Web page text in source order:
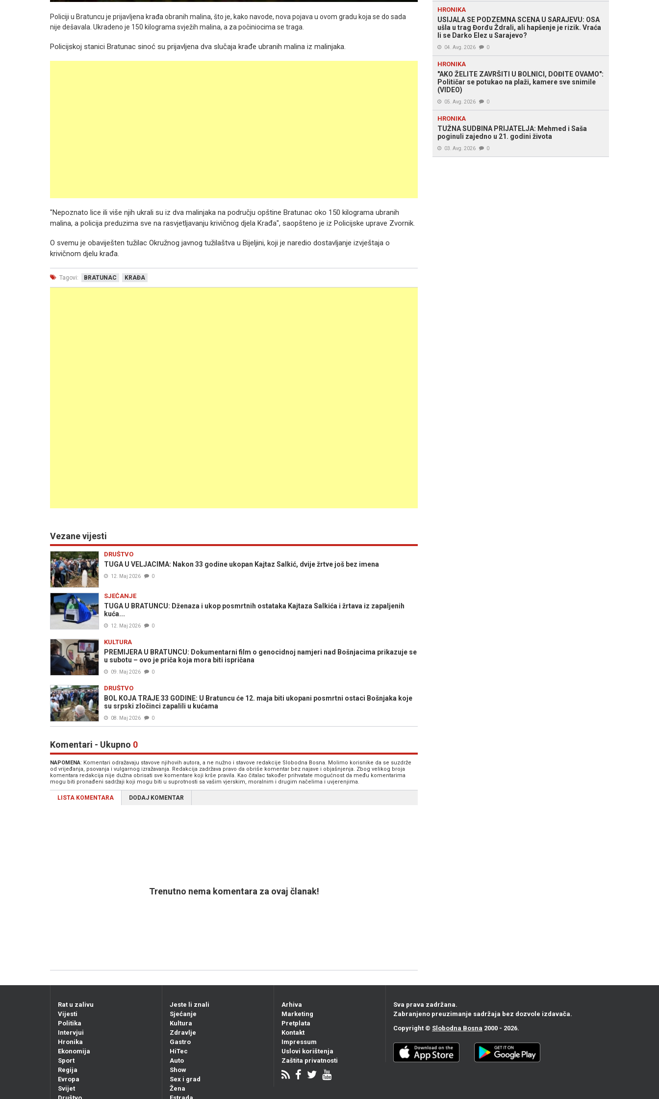
Policiji u Bratuncu je prijavljena krađa obranih malina, što je, kako navode, nova pojava u ovom gradu koja se do sada
nije dešavala. Ukradeno je 150 kilograma svježih malina, a za počiniocima se traga.
Policijskoj stanici Bratunac sinoć su prijavljena dva slučaja krađe ubranih malina iz malinjaka.
"Nepoznato lice ili više njih ukrali su iz dva malinjaka na području opštine Bratunac oko 150 kilograma ubranih
malina, a policija preduzima sve na rasvjetljavanju krivičnog djela Krađa", saopšteno je iz Policijske uprave Zvornik.
O svemu je obaviješten tužilac Okružnog javnog tužilaštva u Bijeljini, koji je naredio dostavljanje izvještaja o
krivičnom djelu krađa.
Tagovi: BRATUNAC KRAĐA
Vezane vijesti
DRUŠTVO
TUGA U VELJACIMA: Nakon 33 godine ukopan Kajtaz Salkić, dvije žrtve još bez imena
12. Maj 2026 0
SJEĆANJE
TUGA U BRATUNCU: Dženaza i ukop posmrtnih ostataka Kajtaza Salkića i žrtava iz zapaljenih
kuća...
12. Maj 2026 0
KULTURA
PREMIJERA U BRATUNCU: Dokumentarni film o genocidnoj namjeri nad Bošnjacima prikazuje se
u subotu – ovo je priča koja mora biti ispričana
09. Maj 2026 0
DRUŠTVO
BOL KOJA TRAJE 33 GODINE: U Bratuncu će 12. maja biti ukopani posmrtni ostaci Bošnjaka koje
su srpski zločinci zapalili u kućama
08. Maj 2026 0
Komentari - Ukupno 0
NAPOMENA: Komentari odražavaju stavove njihovih autora, a ne nužno i stavove redakcije Slobodna Bosna. Molimo korisnike da se suzdrže
od vrijeđanja, psovanja i vulgarnog izražavanja. Redakcija zadržava pravo da obriše komentar bez najave i objašnjenja. Zbog velikog broja
komentara redakcija nije dužna obrisati sve komentare koji krše pravila. Kao čitalac također prihvatate mogućnost da među komentarima
mogu biti pronađeni sadržaji koji mogu biti u suprotnosti sa vašim vjerskim, moralnim i drugim načelima i uvjerenjima.
LISTA KOMENTARA DODAJ KOMENTAR
Trenutno nema komentara za ovaj članak!
HRONIKA
USIJALA SE PODZEMNA SCENA U SARAJEVU: OSA
ušla u trag Đorđu Ždrali, ali hapšenje je rizik. Vraća
li se Darko Elez u Sarajevo?
04. Avg. 2026 0
HRONIKA
"AKO ŽELITE ZAVRŠITI U BOLNICI, DOĐITE OVAMO":
Političar se potukao na plaži, kamere sve snimile
(VIDEO)
05. Avg. 2026 0
HRONIKA
TUŽNA SUDBINA PRIJATELJA: Mehmed i Saša
poginuli zajedno u 21. godini života
03. Avg. 2026 0
Rat u zalivu
Vijesti
Politika
Intervjui
Hronika
Ekonomija
Sport
Regija
Evropa
Svijet
Jeste li znali
Sjećanje
Kultura
Zdravlje
Gastro
HiTec
Auto
Show
Sex i grad
Žena
Arhiva
Marketing
Pretplata
Kontakt
Impressum
Uslovi korištenja
Zaštita privatnosti
Sva prava zadržana.
Zabranjeno preuzimanje sadržaja bez dozvole izdavača.
Copyright © Slobodna Bosna 2000 - 2026.